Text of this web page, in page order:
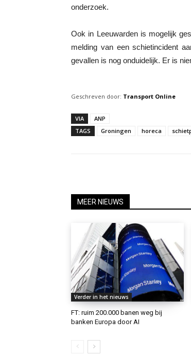
onderzoek.
Ook in Leeuwarden is mogelijk
melding van een schietincident
gevallen is nog onduidelijk. Er is
Geschreven door: Transport Online
VIA
ANP
TAGS
Groningen horeca
MEER NIEUWS
Verder in het nieuws
FT: ruim 200.000 banen weg bij
banken Europa door AI